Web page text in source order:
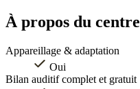
À propos du centre
Appareillage & adaptation
Oui
Bilan auditif complet et gratuit